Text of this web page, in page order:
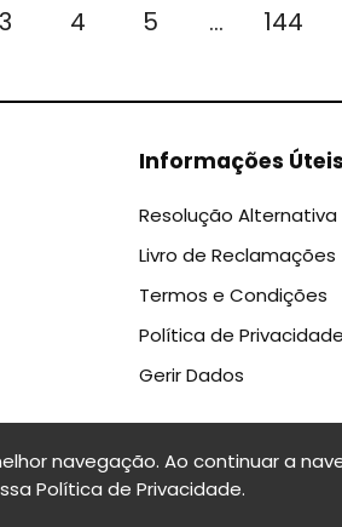
3 4 5 ... 144
Informações
Resolução
Livro de Reclamações
Termos e Condições
Política de
Gerir Dados
navegação. Ao continuar a
Política de Privacidade.